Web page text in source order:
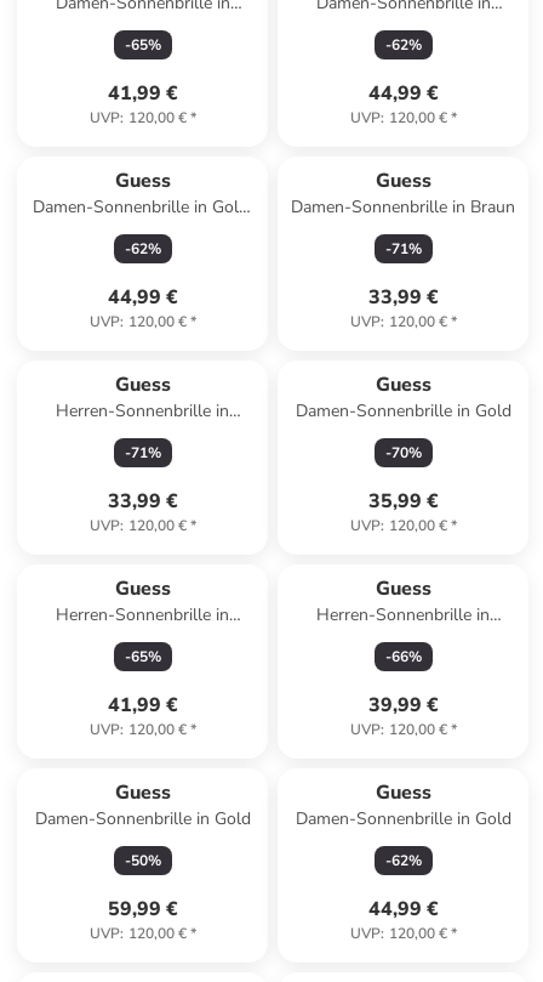
Schwarz-Silber/ Schwarz
-65%
41,99 €
UVP: 120,00 €*
Schwarz
-62%
44,99 €
UVP: 120,00 €*
Guess
Damen-Sonnenbrille in Gold/
Blau
-62%
44,99 €
UVP: 120,00 €*
Guess
Damen-Sonnenbrille in Braun
-71%
33,99 €
UVP: 120,00 €*
Guess
Herren-Sonnenbrille in
Dunkelgrün/ Gold
-71%
33,99 €
UVP: 120,00 €*
Guess
Damen-Sonnenbrille in Gold
-70%
35,99 €
UVP: 120,00 €*
Guess
Herren-Sonnenbrille in
Schwarz
-65%
41,99 €
UVP: 120,00 €*
Guess
Herren-Sonnenbrille in
Schwarz
-66%
39,99 €
UVP: 120,00 €*
Guess
Damen-Sonnenbrille in Gold
-50%
59,99 €
UVP: 120,00 €*
Guess
Damen-Sonnenbrille in Gold
-62%
44,99 €
UVP: 120,00 €*